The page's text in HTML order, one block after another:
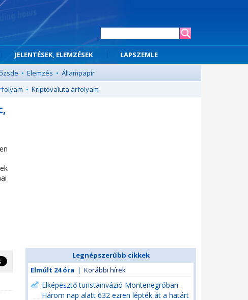
JELENTÉSEK, ELEMZÉSEK
LAPSZEMLE
• Elemzés • Állampapír
• Kriptovaluta árfolyam
Legnépszerűbb cikkek
Elmúlt 24 óra | Korábbi hírek
Elképesztő turistainvázió Montenegróban -
Három nap alatt 632 ezren lépték át a határt